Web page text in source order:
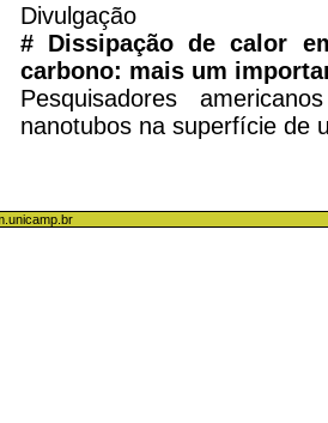
Divulgação
# Dissipação de calor
carbono: mais um
Pesquisadores
nanotubos na superfície de